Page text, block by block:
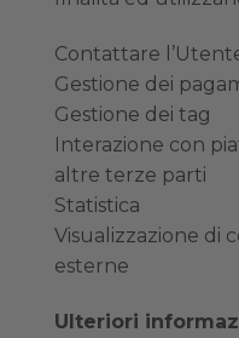
Contattare
Gestione dei
Gestione dei tag
Interazione con
altre terze parti
Statistica
Visualizzazione di
esterne
Ulteriori